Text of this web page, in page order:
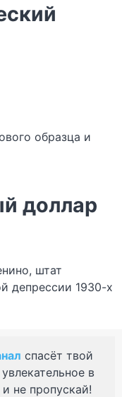
образца и
доллар
штат
депрессии 1930-х
спасёт твой
в
не пропускай!